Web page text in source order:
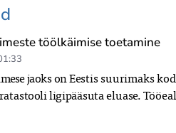
töölkäimise toetamine
jaoks on Eestis suurimaks
ligipääsuta eluase.